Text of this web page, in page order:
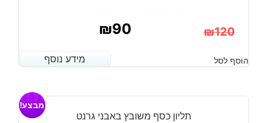
₪120
המקורי
היה:
₪90
הנוכחי
הוא:
מידע נוסף הוסף לסל מידע נוסף
תליון כסף משובץ באבני גרנט
מבצע!